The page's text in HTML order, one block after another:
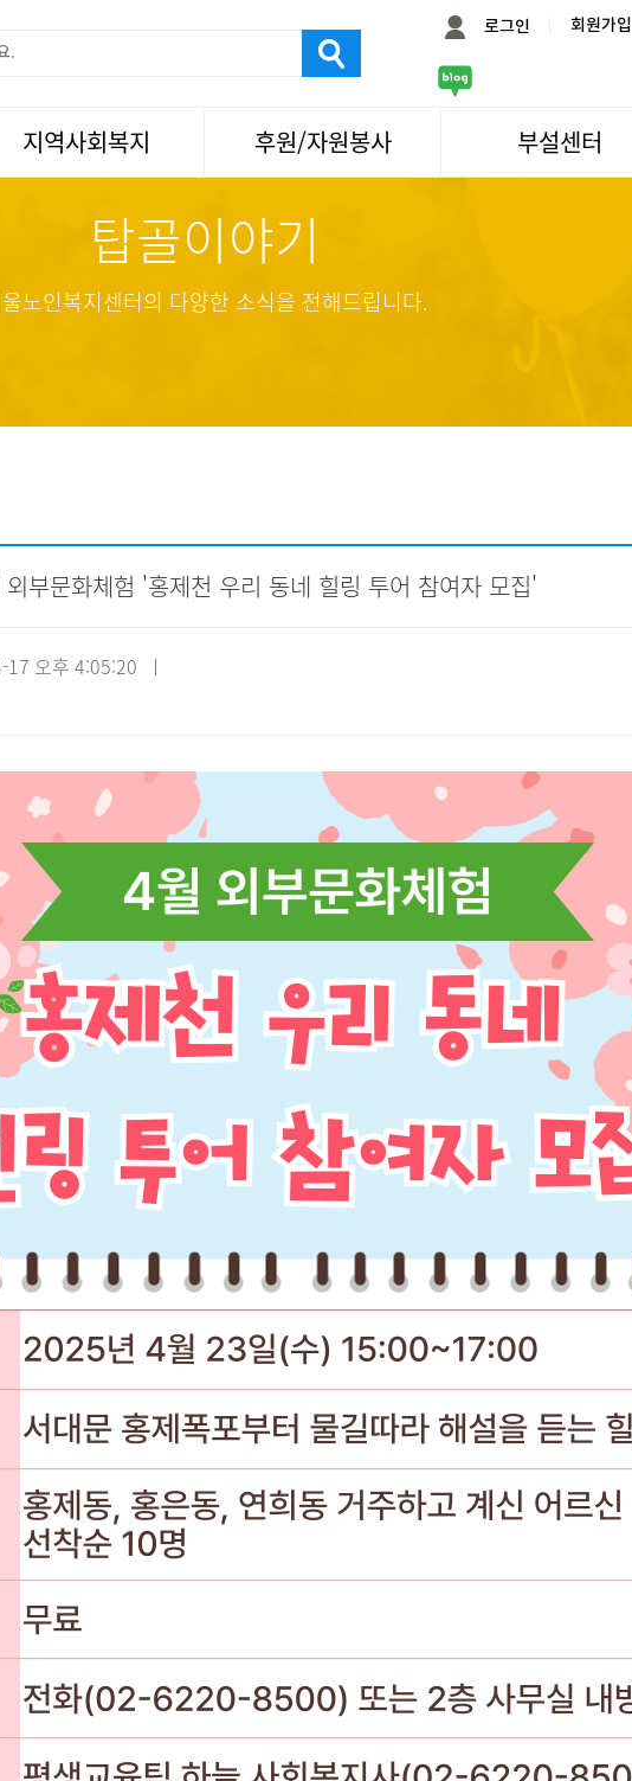
로그인 회원가입
지역사회복지
서울국제노인영화제
나눔축제/국화축제
기찬미래연구소
르신문화거리사업
후원/자원봉사
후원
자원봉사
기업사회봉사
부설센터
탑골이야기
노인복지센터의 다양한 소식을 전해드립니다.
부문화체험 '홍제천 우리 동네 힐링 투어 참여자 모집'
오후 4:05:20 ㅣ